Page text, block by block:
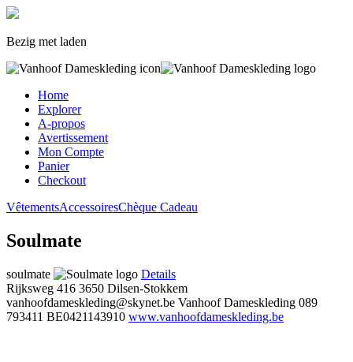
Bezig met laden
Home
Explorer
A-propos
Avertissement
Mon Compte
Panier
Checkout
VêtementsAccessoiresChèque Cadeau
Soulmate
soulmate
Details
Rijksweg 416 3650 Dilsen-Stokkem
vanhoofdameskleding@skynet.be Vanhoof Dameskleding 089
793411 BE0421143910 www.vanhoofdameskleding.be